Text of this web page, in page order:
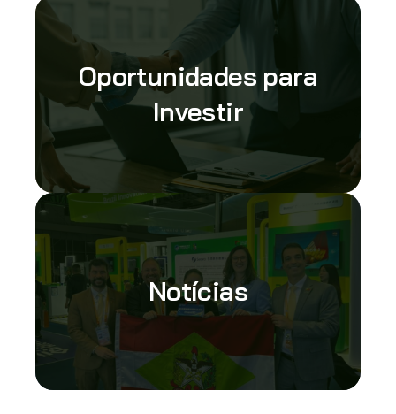
Oportunidades para
Investir
Notícias